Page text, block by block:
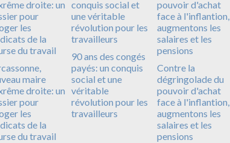
maire
droite: un
pour
les
de la
du travail
90 ans des congés
payés: un conquis
social et une
véritable
révolution pour les
travailleurs
Contre la
dégringolade du
pouvoir d'achat
face à l'inflantion,
augmentons les
salaires et les
pensions